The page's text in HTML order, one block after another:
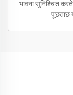
भावना सुनिश्चित
पूछताछ